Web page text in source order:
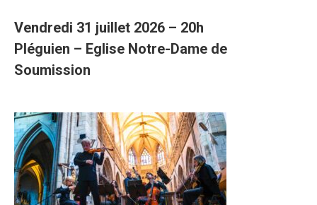
Vendredi 31 juillet 2026 – 20h
Pléguien – Eglise Notre-Dame de
Soumission